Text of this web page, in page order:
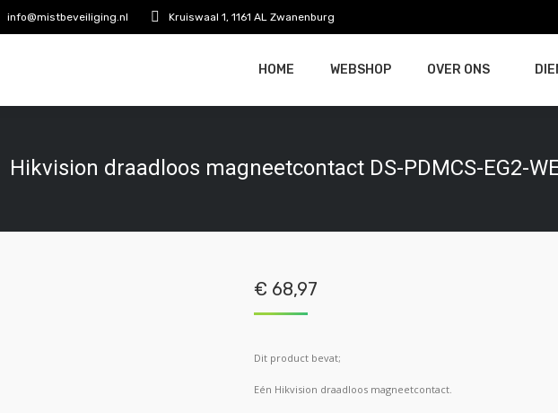
info@mistbeveiliging.nl Kruiswaal 1, 1161 AL Zwanenburg
HOME WEBSHOP OVER ONS
Hikvision draadloos magneetcontact DS-PDMCS-EG2-
€ 68,97
Dit product bevat;
Eén Hikvision draadloos magneetcontact.
WEBSHOP